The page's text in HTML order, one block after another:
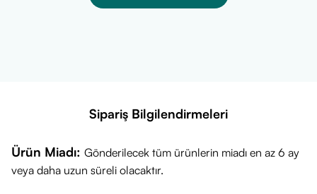
Sipariş Bilgilendirmeleri
Ürün Miadı: Gönderilecek tüm ürünlerin miadı en az 6 ay
veya daha uzun süreli olacaktır.